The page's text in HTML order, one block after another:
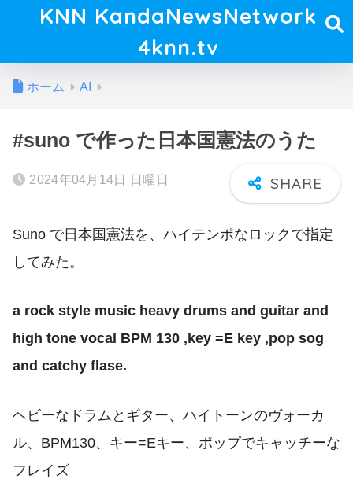
KNN KandaNewsNetwork
4knn.tv
ホーム AI
#suno で作った日本国憲法のうた
2024年04月14日 日曜日
Suno で日本国憲法を、ハイテンポなロックで指定
してみた。
a rock style music heavy drums and guitar and
high tone vocal BPM 130 ,key =E key ,pop sog
and catchy flase.
ヘビーなドラムとギター、ハイトーンのヴォーカ
ル、BPM130、キー=Eキー、ポップでキャッチーな
フレイズ